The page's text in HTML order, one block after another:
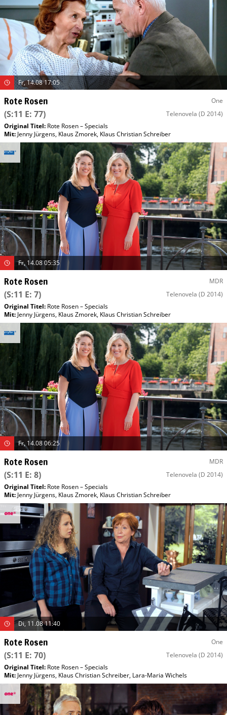
Fr, 14.08 17:05
Rote Rosen One
(S:11 E: 77) Telenovela (D 2014)
Original Titel: Rote Rosen – Specials
Mit: Jenny Jürgens, Klaus Zmorek, Klaus Christian Schreiber
Fr, 14.08 05:35
Rote Rosen MDR
(S:11 E: 7) Telenovela (D 2014)
Original Titel: Rote Rosen – Specials
Mit: Jenny Jürgens, Klaus Zmorek, Klaus Christian Schreiber
Fr, 14.08 06:25
Rote Rosen MDR
(S:11 E: 8) Telenovela (D 2014)
Original Titel: Rote Rosen – Specials
Mit: Jenny Jürgens, Klaus Zmorek, Klaus Christian Schreiber
Di, 11.08 11:40
Rote Rosen One
(S:11 E: 70) Telenovela (D 2014)
Original Titel: Rote Rosen – Specials
Mit: Jenny Jürgens, Klaus Christian Schreiber, Lara-Maria Wichels